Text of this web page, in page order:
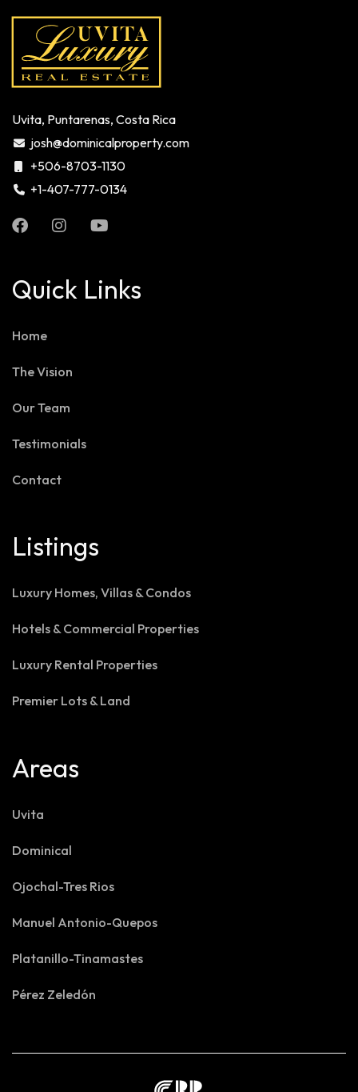
Uvita, Puntarenas, Costa Rica
josh@dominicalproperty.com
+506-8703-1130
+1-407-777-0134
Quick Links
Home
The Vision
Our Team
Testimonials
Contact
Listings
Luxury Homes, Villas & Condos
Hotels & Commercial Properties
Luxury Rental Properties
Premier Lots & Land
Areas
Uvita
Dominical
Ojochal-Tres Rios
Manuel Antonio-Quepos
Platanillo-Tinamastes
Pérez Zeledón